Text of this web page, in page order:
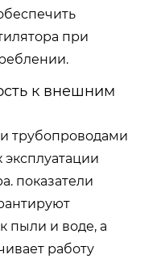
при
к внешним
трубопроводами
эксплуатации
показатели
пыли и воде, а
работу